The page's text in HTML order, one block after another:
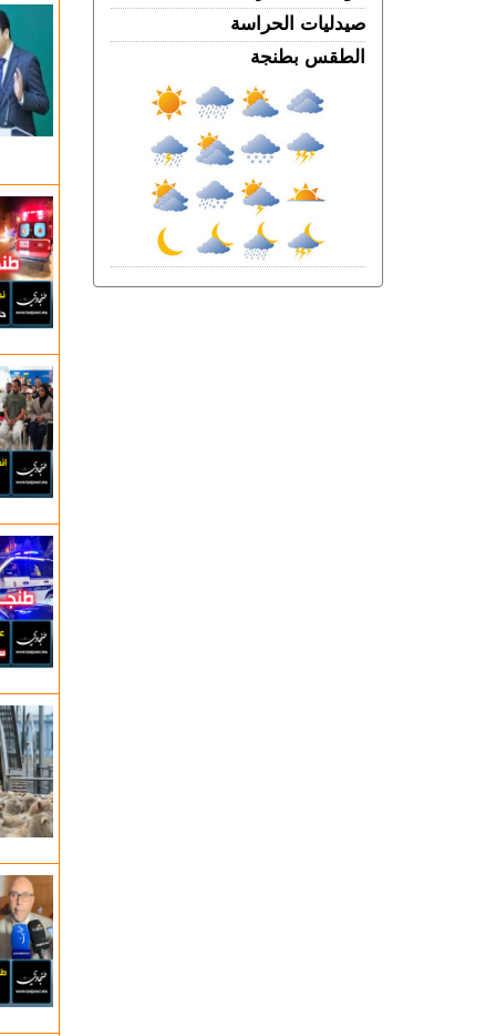
اندلاع حرائق الغابات إلى أعلى مستوى
الخميس 06 غشت | 18:06
لقيادة الفيفا
مهنيو الطاكسيات غاضبون بعد إدانة خمسة
الخميس 06 غشت | 12:28
بيان توضيحي.. مندوبية السجون تدحض
مزاعم بشأن غياب طبيب السجن
صيدليات الحراسة
الطقس بطنجة